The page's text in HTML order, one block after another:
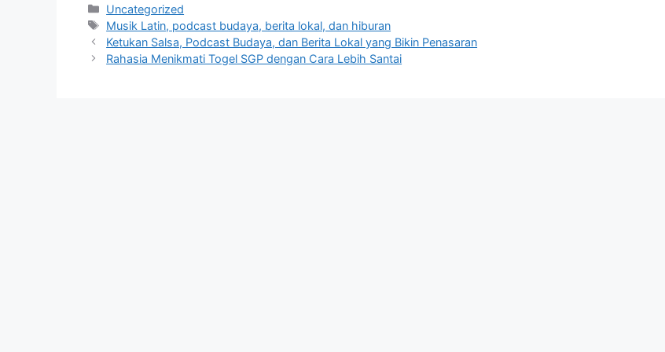
Categories
Uncategorized
Tags
Musik Latin, podcast budaya, berita lokal, dan hiburan
Ketukan Salsa, Podcast Budaya, dan Berita Lokal yang Bikin Penasaran
Rahasia Menikmati Togel SGP dengan Cara Lebih Santai